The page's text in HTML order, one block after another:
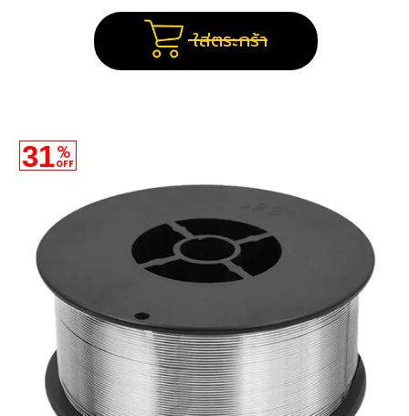
ใส่ตระกร้า
31%
OFF